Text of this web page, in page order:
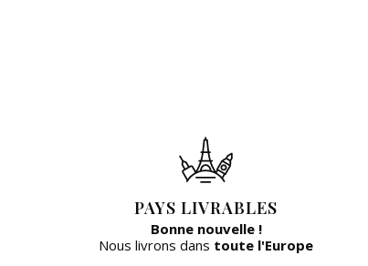
PAYS LIVRABLES
Bonne nouvelle !
Nous livrons dans toute l'Europe